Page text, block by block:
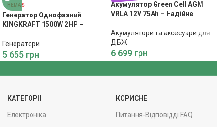
НЕМАЄ
Генератор Однофазний
KINGKRAFT 1500W 2HP –
Генератори
5 655 грн
Акумулятор Green Cell AGM
VRLA 12V 75Ah – Надійне
Акумулятори та аксесуари для
ДБЖ
6 699 грн
КАТЕГОРІЇ
Електроніка
КОРИСНЕ
Питання-Відповідді FAQ